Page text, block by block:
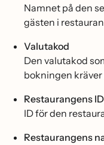
Namnet på den
gästen i
Valutakod
Den valutakod
bokningen
Restaurangens ID
ID för den
Restaurangens